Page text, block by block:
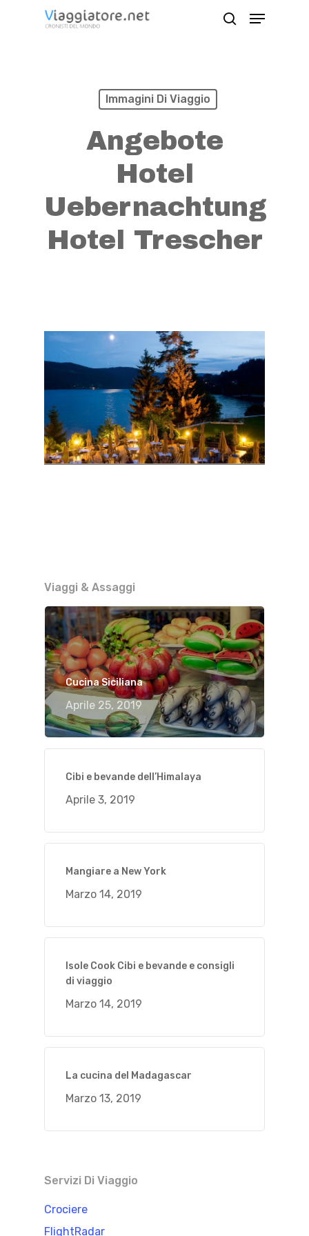
Menu
Immagini Di Viaggio
Angebote
Hotel
Uebernachtung
Hotel Trescher
Viaggi & Assaggi
Cucina Siciliana
Aprile 25, 2019
Cibi e bevande dell’Himalaya
Aprile 3, 2019
Mangiare a New York
Marzo 14, 2019
Isole Cook Cibi e bevande e consigli
di viaggio
Marzo 14, 2019
La cucina del Madagascar
Marzo 13, 2019
Servizi Di Viaggio
Crociere
FlightRadar